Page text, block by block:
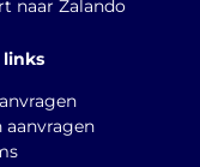
naar Zalando
links
aanvragen